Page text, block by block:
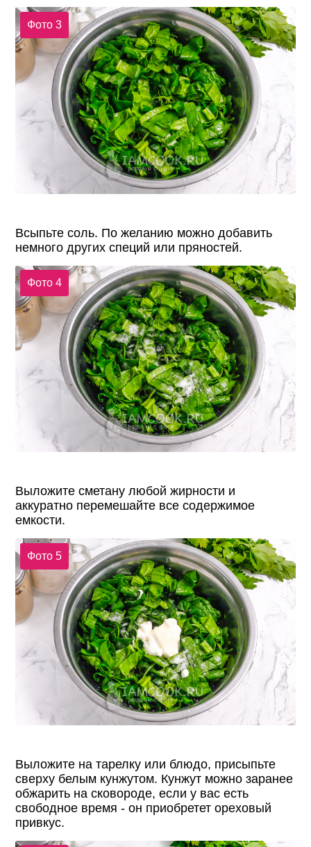
Фото 3
Всыпьте соль. По желанию можно добавить
немного других специй или пряностей.
Фото 4
Выложите сметану любой жирности и
аккуратно перемешайте все содержимое
емкости.
Фото 5
Выложите на тарелку или блюдо, присыпьте
сверху белым кунжутом. Кунжут можно заранее
обжарить на сковороде, если у вас есть
свободное время - он приобретет ореховый
привкус.